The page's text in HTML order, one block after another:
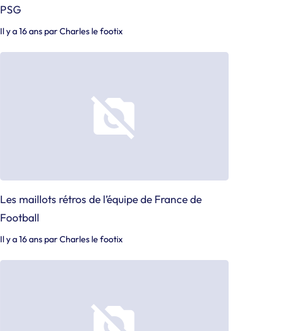
PSG
Il y a 16 ans parCharles le footix
Les maillots rétros de l’équipe de France de
Football
Il y a 16 ans parCharles le footix